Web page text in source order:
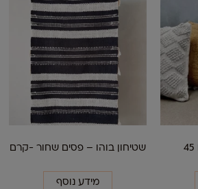
שטיחון בוהו – פסים שחור -קרם
מידע נוסף